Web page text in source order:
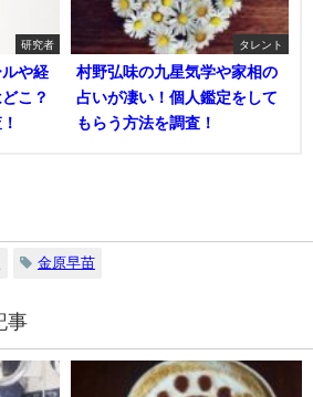
研究者
や経
こ？
タレント
村野弘味の九星気学や家相の
占いが凄い！個人鑑定をして
もらう方法を調査！
金原早苗
事